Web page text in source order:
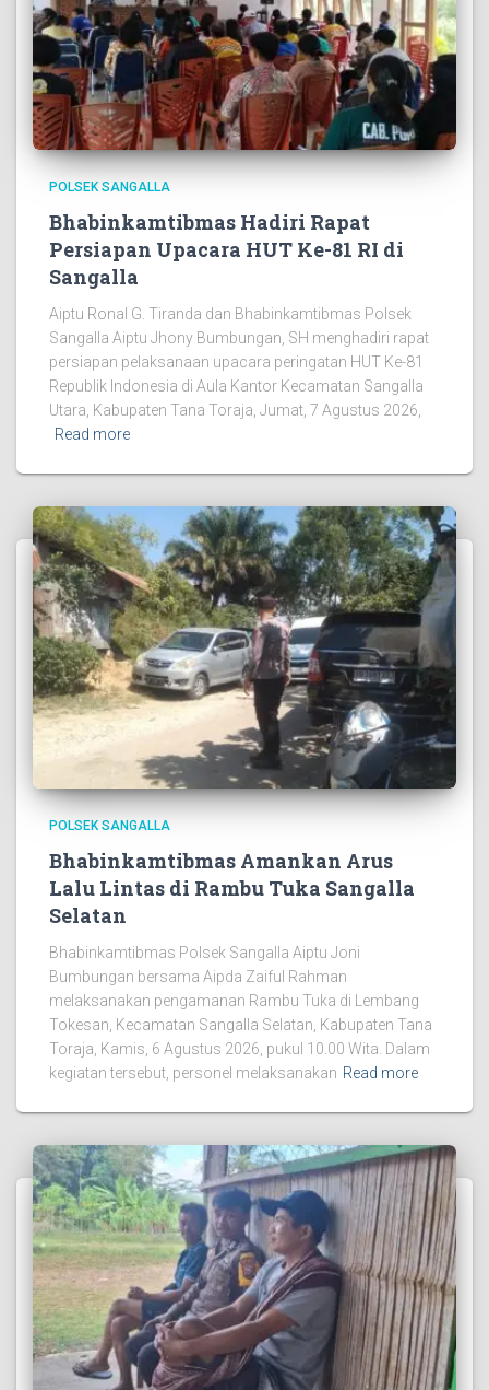
POLSEK SANGALLA
Bhabinkamtibmas Hadiri Rapat
Persiapan Upacara HUT Ke-81 RI di
Sangalla
Aiptu Ronal G. Tiranda dan Bhabinkamtibmas Polsek
Sangalla Aiptu Jhony Bumbungan, SH menghadiri rapat
persiapan pelaksanaan upacara peringatan HUT Ke-81
Republik Indonesia di Aula Kantor Kecamatan Sangalla
Utara, Kabupaten Tana Toraja, Jumat, 7 Agustus 2026,
Read more
POLSEK SANGALLA
Bhabinkamtibmas Amankan Arus
Lalu Lintas di Rambu Tuka Sangalla
Selatan
Bhabinkamtibmas Polsek Sangalla Aiptu Joni
Bumbungan bersama Aipda Zaiful Rahman
melaksanakan pengamanan Rambu Tuka di Lembang
Tokesan, Kecamatan Sangalla Selatan, Kabupaten Tana
Toraja, Kamis, 6 Agustus 2026, pukul 10.00 Wita. Dalam
kegiatan tersebut, personel melaksanakan Read more